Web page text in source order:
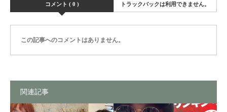
コメント ( 0 ) トラックバックは利用できません。
この記事へのコメントはありません。
関連記事